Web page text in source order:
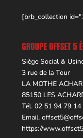
[brb_collection
GROUPE OFFSET 5
Siège Social &
3 rue de la Tour
LA MOTHE
85150 LES
Tél. 02 51 94 79 14
Email.
https://